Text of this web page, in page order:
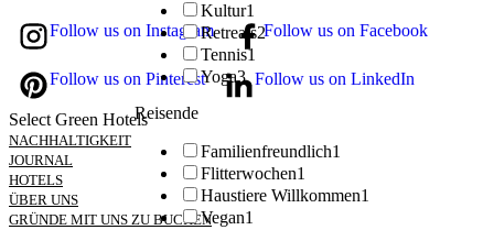
Kultur1
Retreats2
Tennis1
Yoga3
Reisende
Familienfreundlich1
Flitterwochen1
Haustiere Willkommen1
Vegan1
Follow us on Instagram Follow us on Facebook
Follow us on Pinterest Follow us on LinkedIn
Select Green Hotels
NACHHALTIGKEIT
JOURNAL
HOTELS
ÜBER UNS
GRÜNDE MIT UNS ZU BUCHEN